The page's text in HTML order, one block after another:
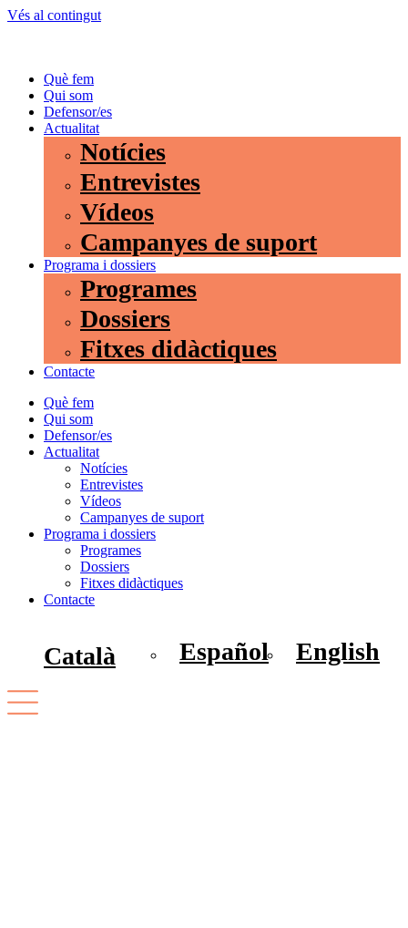
Vés al contingut
Què fem
Qui som
Defensor/es
Actualitat
Notícies
Entrevistes
Vídeos
Campanyes de suport
Programa i dossiers
Programes
Dossiers
Fitxes didàctiques
Contacte
Què fem
Qui som
Defensor/es
Actualitat
Notícies
Entrevistes
Vídeos
Campanyes de suport
Programa i dossiers
Programes
Dossiers
Fitxes didàctiques
Contacte
Català Español English